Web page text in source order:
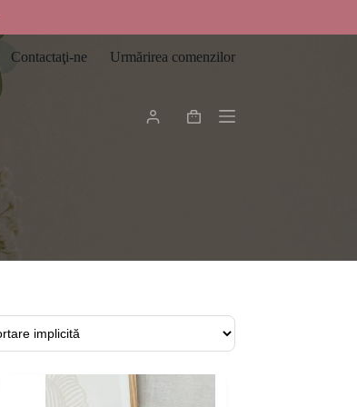
Contactaţi-ne Urmărirea comenzilor
Coș